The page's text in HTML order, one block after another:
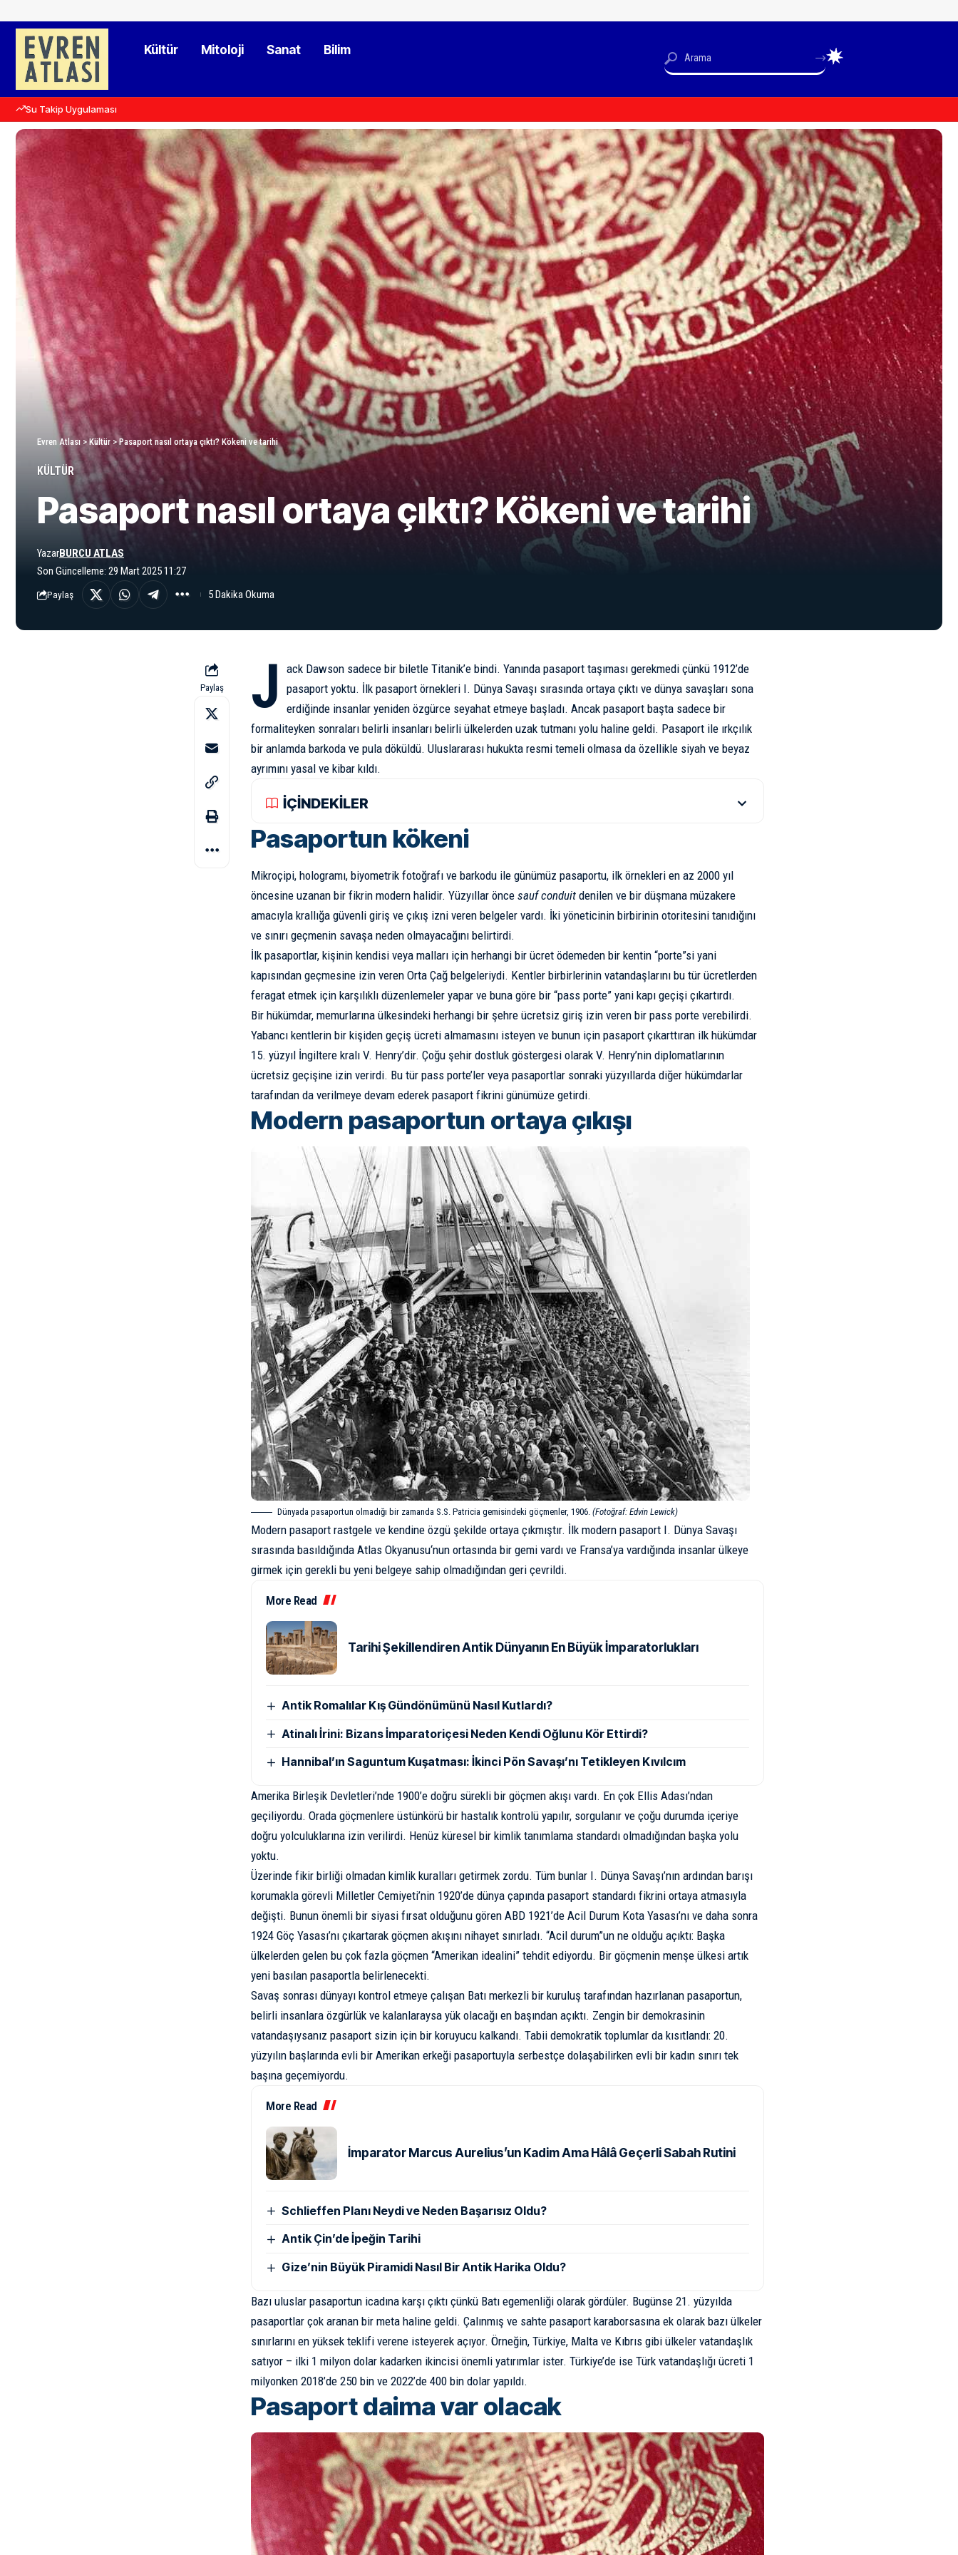
Kültür Mitoloji Sanat Bilim
Su Takip Uygulaması
Evren Atlası >Kültür >Pasaport nasıl ortaya çıktı? Kökeni ve tarihi
KÜLTÜR
Pasaport nasıl ortaya çıktı? Kökeni ve tarihi
Son Güncelleme: 29 Mart 2025 11:27
YazarBURCU ATLAS
Paylaş 5 Dakika Okuma
Paylaş J
ack Dawson sadece bir biletle Titanik’e bindi. Yanında pasaport taşıması gerekmedi çünkü 1912’de
pasaport yoktu. İlk pasaport örnekleri I. Dünya Savaşı sırasında ortaya çıktı ve dünya savaşları sona
erdiğinde insanlar yeniden özgürce seyahat etmeye başladı. Ancak pasaport başta sadece bir
formaliteyken sonraları belirli insanları belirli ülkelerden uzak tutmanı yolu haline geldi. Pasaport ile ırkçılık
bir anlamda barkoda ve pula döküldü. Uluslararası hukukta resmi temeli olmasa da özellikle siyah ve beyaz
ayrımını yasal ve kibar kıldı.
İÇİNDEKİLER
Pasaportun kökeni
Mikroçipi, hologramı, biyometrik fotoğrafı ve barkodu ile günümüz pasaportu, ilk örnekleri en az 2000 yıl
öncesine uzanan bir fikrin modern halidir. Yüzyıllar önce sauf conduit denilen ve bir düşmana müzakere
amacıyla krallığa güvenli giriş ve çıkış izni veren belgeler vardı. İki yöneticinin birbirinin otoritesini tanıdığını
ve sınırı geçmenin savaşa neden olmayacağını belirtirdi.
İlk pasaportlar, kişinin kendisi veya malları için herhangi bir ücret ödemeden bir kentin “porte”si yani
kapısından geçmesine izin veren Orta Çağ belgeleriydi. Kentler birbirlerinin vatandaşlarını bu tür ücretlerden
feragat etmek için karşılıklı düzenlemeler yapar ve buna göre bir “pass porte” yani kapı geçişi çıkartırdı.
Bir hükümdar, memurlarına ülkesindeki herhangi bir şehre ücretsiz giriş izin veren bir pass porte verebilirdi.
Yabancı kentlerin bir kişiden geçiş ücreti almamasını isteyen ve bunun için pasaport çıkarttıran ilk hükümdar
15. yüzyıl İngiltere kralı V. Henry’dir. Çoğu şehir dostluk göstergesi olarak V. Henry’nin diplomatlarının
ücretsiz geçişine izin verirdi. Bu tür pass porte’ler veya pasaportlar sonraki yüzyıllarda diğer hükümdarlar
tarafından da verilmeye devam ederek pasaport fikrini günümüze getirdi.
Modern pasaportun ortaya çıkışı
Dünyada pasaportun olmadığı bir zamanda S.S. Patricia gemisindeki göçmenler, 1906. (Fotoğraf: Edvin Lewick)
Modern pasaport rastgele ve kendine özgü şekilde ortaya çıkmıştır. İlk modern pasaport I. Dünya Savaşı
sırasında basıldığında Atlas Okyanusu‘nun ortasında bir gemi vardı ve Fransa’ya vardığında insanlar ülkeye
girmek için gerekli bu yeni belgeye sahip olmadığından geri çevrildi.
More Read
Tarihi Şekillendiren Antik Dünyanın En Büyük İmparatorlukları
Antik Romalılar Kış Gündönümünü Nasıl Kutlardı?
Atinalı İrini: Bizans İmparatoriçesi Neden Kendi Oğlunu Kör Ettirdi?
Hannibal’ın Saguntum Kuşatması: İkinci Pön Savaşı’nı Tetikleyen Kıvılcım
Amerika Birleşik Devletleri’nde 1900’e doğru sürekli bir göçmen akışı vardı. En çok Ellis Adası’ndan
geçiliyordu. Orada göçmenlere üstünkörü bir hastalık kontrolü yapılır, sorgulanır ve çoğu durumda içeriye
doğru yolculuklarına izin verilirdi. Henüz küresel bir kimlik tanımlama standardı olmadığından başka yolu
yoktu.
Üzerinde fikir birliği olmadan kimlik kuralları getirmek zordu. Tüm bunlar I. Dünya Savaşı’nın ardından barışı
korumakla görevli Milletler Cemiyeti’nin 1920’de dünya çapında pasaport standardı fikrini ortaya atmasıyla
değişti. Bunun önemli bir siyasi fırsat olduğunu gören ABD 1921’de Acil Durum Kota Yasası’nı ve daha sonra
1924 Göç Yasası’nı çıkartarak göçmen akışını nihayet sınırladı. “Acil durum”un ne olduğu açıktı: Başka
ülkelerden gelen bu çok fazla göçmen “Amerikan idealini” tehdit ediyordu. Bir göçmenin menşe ülkesi artık
yeni basılan pasaportla belirlenecekti.
Savaş sonrası dünyayı kontrol etmeye çalışan Batı merkezli bir kuruluş tarafından hazırlanan pasaportun,
belirli insanlara özgürlük ve kalanlaraysa yük olacağı en başından açıktı. Zengin bir demokrasinin
vatandaşıysanız pasaport sizin için bir koruyucu kalkandı. Tabii demokratik toplumlar da kısıtlandı: 20.
yüzyılın başlarında evli bir Amerikan erkeği pasaportuyla serbestçe dolaşabilirken evli bir kadın sınırı tek
başına geçemiyordu.
More Read
İmparator Marcus Aurelius’un Kadim Ama Hâlâ Geçerli Sabah Rutini
Schlieffen Planı Neydi ve Neden Başarısız Oldu?
Antik Çin’de İpeğin Tarihi
Gize’nin Büyük Piramidi Nasıl Bir Antik Harika Oldu?
Bazı uluslar pasaportun icadına karşı çıktı çünkü Batı egemenliği olarak gördüler. Bugünse 21. yüzyılda
pasaportlar çok aranan bir meta haline geldi. Çalınmış ve sahte pasaport karaborsasına ek olarak bazı ülkeler
sınırlarını en yüksek teklifi verene isteyerek açıyor. Örneğin, Türkiye, Malta ve Kıbrıs gibi ülkeler vatandaşlık
satıyor – ilki 1 milyon dolar kadarken ikincisi önemli yatırımlar ister. Türkiye’de ise Türk vatandaşlığı ücreti 1
milyonken 2018’de 250 bin ve 2022’de 400 bin dolar yapıldı.
Pasaport daima var olacak